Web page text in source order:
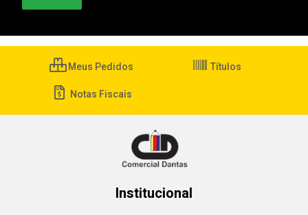
Meus Pedidos Títulos
Notas Fiscais
Institucional